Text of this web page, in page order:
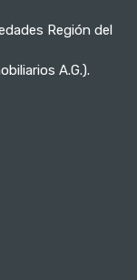
Región del
A.G.).